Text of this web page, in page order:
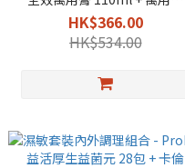
50g 輕量版
HK$366.00
HK$534.00